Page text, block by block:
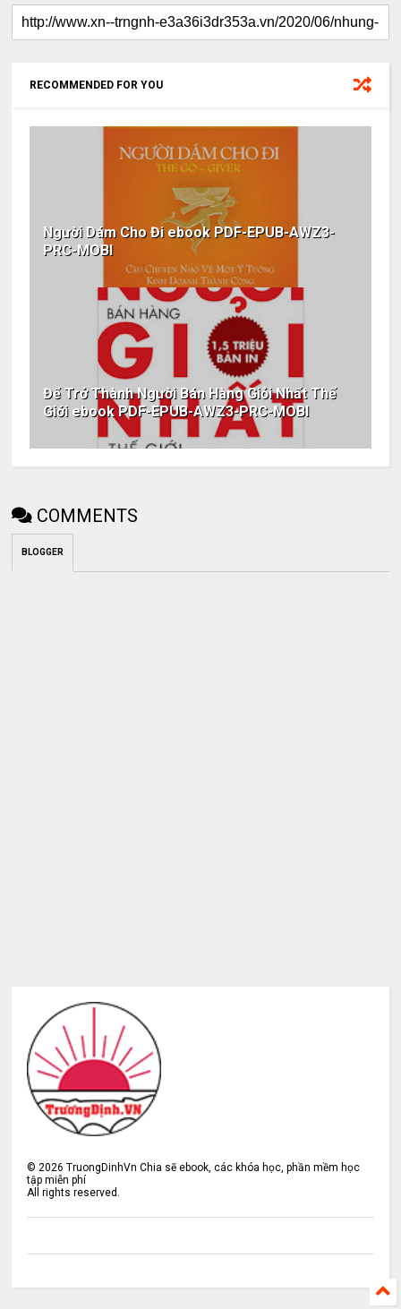
RECOMMENDED FOR YOU
Người Dám Cho Đi ebook PDF-EPUB-AWZ3-
PRC-MOBI
Để Trở Thành Người Bán Hàng Giỏi Nhất Thế
Giới ebook PDF-EPUB-AWZ3-PRC-MOBI
COMMENTS
BLOGGER
©2026 TruongDinhVn Chia sẽ ebook, các khóa học, phần mềm học
tập miễn phí
All rights reserved.